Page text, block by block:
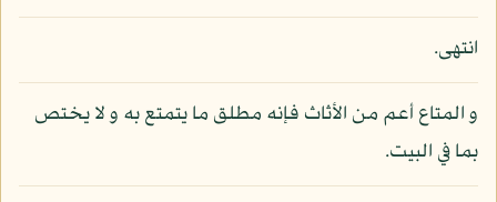
انتهى.
و المتاع أعم من الأثاث فإنه مطلق ما يتمتع به و لا يختص
بما في البيت.